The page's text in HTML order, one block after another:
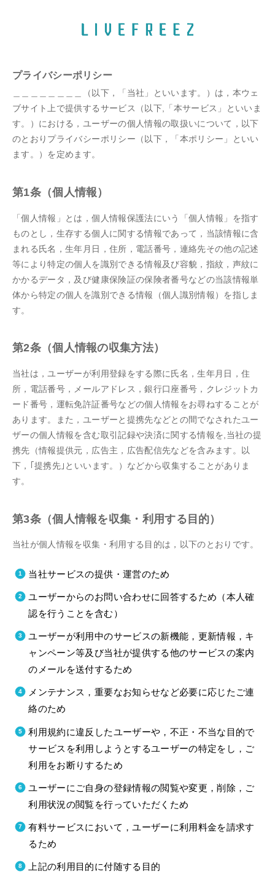
プライバシーポリシー
＿＿＿＿＿＿＿＿（以下，「当社」といいます。）は，本ウェ
ブサイト上で提供するサービス（以下,「本サービス」といいま
す。）における，ユーザーの個人情報の取扱いについて，以下
のとおりプライバシーポリシー（以下，「本ポリシー」といい
ます。）を定めます。
第1条（個人情報）
「個人情報」とは，個人情報保護法にいう「個人情報」を指す
ものとし，生存する個人に関する情報であって，当該情報に含
まれる氏名，生年月日，住所，電話番号，連絡先その他の記述
等により特定の個人を識別できる情報及び容貌，指紋，声紋に
かかるデータ，及び健康保険証の保険者番号などの当該情報単
体から特定の個人を識別できる情報（個人識別情報）を指しま
す。
第2条（個人情報の収集方法）
当社は，ユーザーが利用登録をする際に氏名，生年月日，住
所，電話番号，メールアドレス，銀行口座番号，クレジットカ
ード番号，運転免許証番号などの個人情報をお尋ねすることが
あります。また，ユーザーと提携先などとの間でなされたユー
ザーの個人情報を含む取引記録や決済に関する情報を,当社の提
携先（情報提供元，広告主，広告配信先などを含みます。以
下，｢提携先｣といいます。）などから収集することがありま
す。
第3条（個人情報を収集・利用する目的）
当社が個人情報を収集・利用する目的は，以下のとおりです。
当社サービスの提供・運営のため
ユーザーからのお問い合わせに回答するため（本人確
認を行うことを含む）
ユーザーが利用中のサービスの新機能，更新情報，キ
ャンペーン等及び当社が提供する他のサービスの案内
のメールを送付するため
メンテナンス，重要なお知らせなど必要に応じたご連
絡のため
利用規約に違反したユーザーや，不正・不当な目的で
サービスを利用しようとするユーザーの特定をし，ご
利用をお断りするため
ユーザーにご自身の登録情報の閲覧や変更，削除，ご
利用状況の閲覧を行っていただくため
有料サービスにおいて，ユーザーに利用料金を請求す
るため
上記の利用目的に付随する目的